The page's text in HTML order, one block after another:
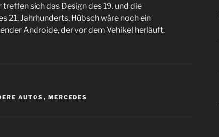
treffen sich das Design des 19. und die
21. Jahrhunderts. Hübsch wäre noch ein
Androide, der vor dem Vehikel herläuft.
AUTOS , MERCEDES